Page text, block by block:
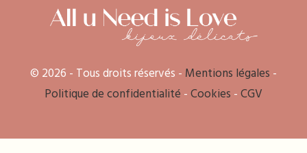
© 2026 - Tous droits réservés - Mentions légales -
Politique de confidentialité -Cookies -CGV